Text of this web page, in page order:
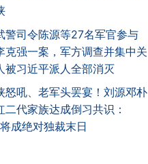
警司令陈源等27名军官参与
克强一案，军方调查并集中关
被习近平派人全部消灭
怒吼、老军头罢宴！刘源邓朴
二代家族达成倒习共识：
成绝对独裁末日